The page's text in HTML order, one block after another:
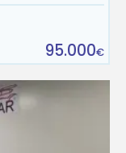
95.000€